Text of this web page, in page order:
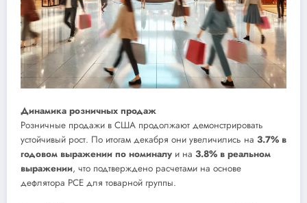
Динамика розничных продаж
Розничные продажи в США продолжают демонстрировать
устойчивый рост. По итогам декабря они увеличились на 3.7% в
годовом выражении по номиналу и на 3.8% в реальном
выражении, что подтверждено расчетами на основе
дефлятора PCE для товарной группы.